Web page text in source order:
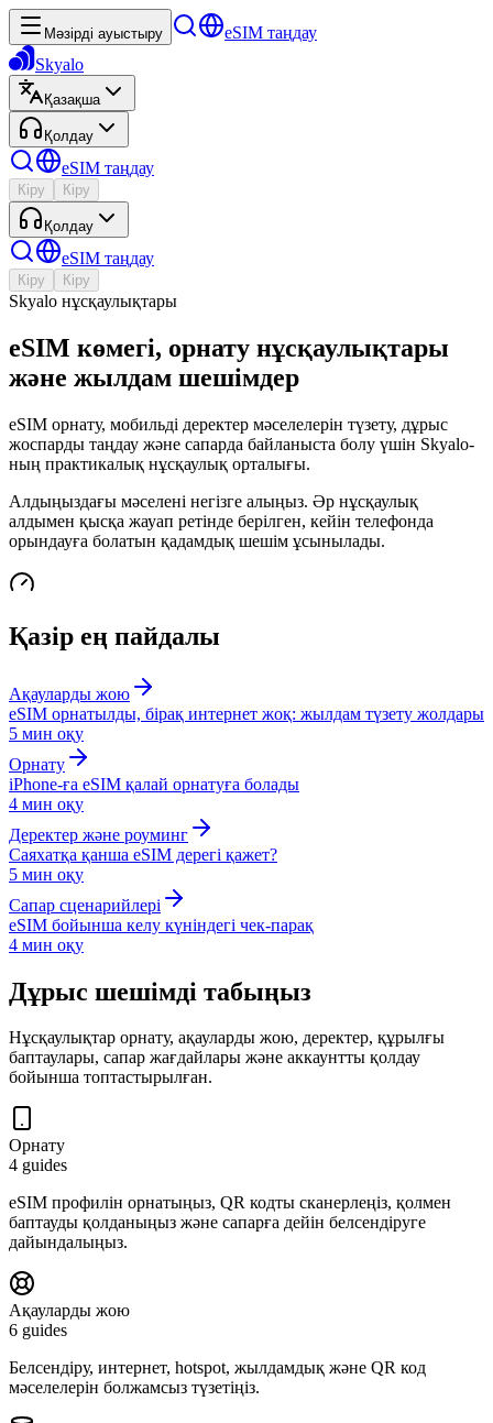
Мәзірді ауыстыру
eSIM таңдау
Skyalo
Қазақша
Қолдау
eSIM таңдау
Кіру Кіру
Қолдау
eSIM таңдау
Кіру Кіру
Skyalo нұсқаулықтары
eSIM көмегі, орнату нұсқаулықтары
және жылдам шешімдер
eSIM орнату, мобильді деректер мәселелерін түзету, дұрыс
жоспарды таңдау және сапарда байланыста болу үшін Skyalo-
ның практикалық нұсқаулық орталығы.
Алдыңыздағы мәселені негізге алыңыз. Әр нұсқаулық
алдымен қысқа жауап ретінде берілген, кейін телефонда
орындауға болатын қадамдық шешім ұсынылады.
Қазір ең пайдалы
Ақауларды жою
eSIM орнатылды, бірақ интернет жоқ: жылдам түзету жолдары
5 мин оқу
Орнату
iPhone-ға eSIM қалай орнатуға болады
4 мин оқу
Деректер және роуминг
Саяхатқа қанша eSIM дерегі қажет?
5 мин оқу
Сапар сценарийлері
eSIM бойынша келу күніндегі чек-парақ
4 мин оқу
Дұрыс шешімді табыңыз
Нұсқаулықтар орнату, ақауларды жою, деректер, құрылғы
баптаулары, сапар жағдайлары және аккаунтты қолдау
бойынша топтастырылған.
Орнату
4 guides
eSIM профилін орнатыңыз, QR кодты сканерлеңіз, қолмен
баптауды қолданыңыз және сапарға дейін белсендіруге
дайындалыңыз.
Ақауларды жою
6 guides
Белсендіру, интернет, hotspot, жылдамдық және QR код
мәселелерін болжамсыз түзетіңіз.